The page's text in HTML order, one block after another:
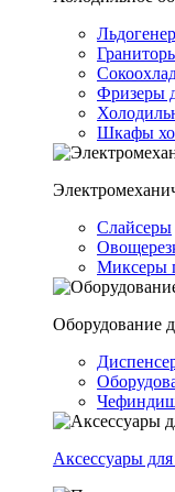
Фризеры
Шкафы
Слайсеры
Миксеры
Оборудование
Аксессуары